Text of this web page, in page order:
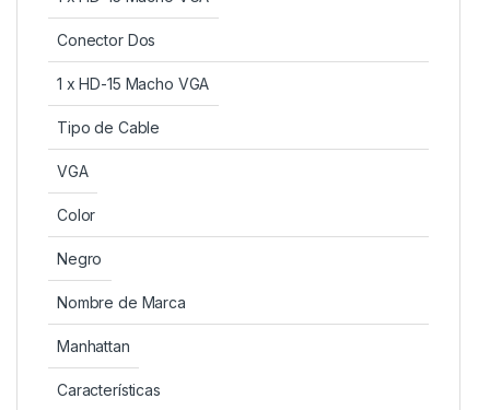
Conector Dos
1 x HD-15 Macho VGA
Tipo de Cable
VGA
Color
Negro
Nombre de Marca
Manhattan
Características